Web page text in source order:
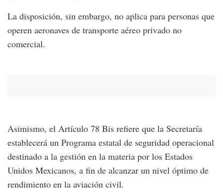
La disposición, sin embargo, no aplica para personas que
operen aeronaves de transporte aéreo privado no
comercial.
Asimismo, el Artículo 78 Bis refiere que la Secretaría
establecerá un Programa estatal de seguridad operacional
destinado a la gestión en la materia por los Estados
Unidos Mexicanos, a fin de alcanzar un nivel óptimo de
rendimiento en la aviación civil.